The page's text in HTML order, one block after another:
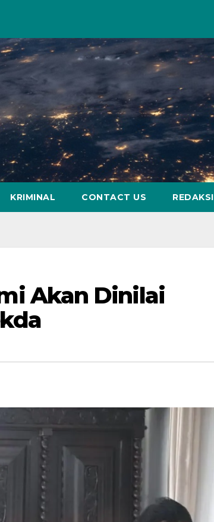
KRIMINAL CONTACT US REDAKSI
Akan Dinilai